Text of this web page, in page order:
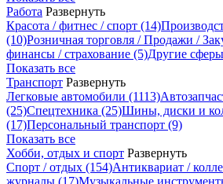
Работа Развернуть
Красота / фитнес / спорт (14)
(10)Розничная торговля / Продажи /
финансы / страхование (5)Другие
Показать все
Транспорт Развернуть
Легковые автомобили (1113)
(25)Спецтехника (25)Шины, диски и
(17)Персональный транспорт (9)
Показать все
Хобби, отдых и спорт Развернуть
Спорт / отдых (154)Антиквариат /
журналы (17)Музыкальные